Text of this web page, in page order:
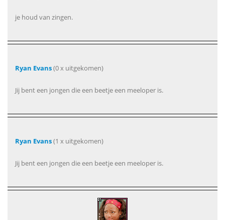
je houd van zingen.
Ryan Evans(0 x uitgekomen)
Jij bent een jongen die een beetje een meeloper is.
Ryan Evans(1 x uitgekomen)
Jij bent een jongen die een beetje een meeloper is.